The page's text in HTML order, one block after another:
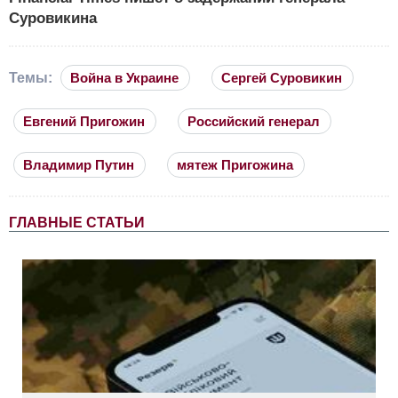
Суровикина
Темы: Война в Украине Сергей Суровикин
Евгений Пригожин Российский генерал
Владимир Путин мятеж Пригожина
ГЛАВНЫЕ СТАТЬИ